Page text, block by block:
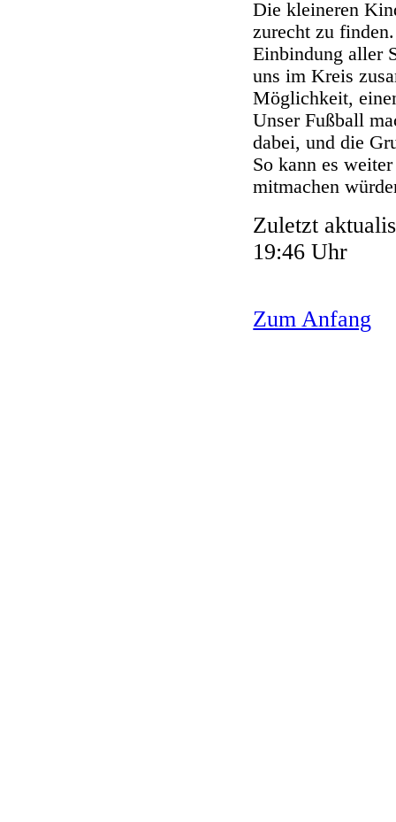
Die kleineren
zurecht zu
Einbindung aller
uns im Kreis
Möglichkeit,
Unser Fußball
dabei, und die
So kann es
mitmachen
Zuletzt
19:46 Uhr
Zum Anfang